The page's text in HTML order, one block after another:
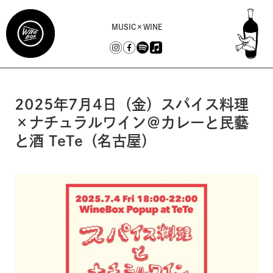
MUSIC×WINE
2025年7月4日（金）スパイス料理
×ナチュラルワイン＠カレーと民藝
と酒 TeTe（名古屋）